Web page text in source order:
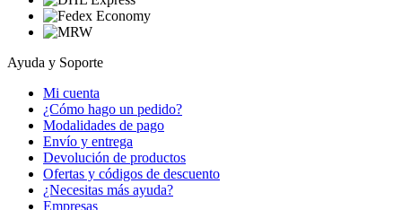
Ayuda y Soporte
Mi cuenta
¿Cómo hago un pedido?
Modalidades de pago
Envío y entrega
Devolución de productos
Ofertas y códigos de descuento
¿Necesitas más ayuda?
Empresas